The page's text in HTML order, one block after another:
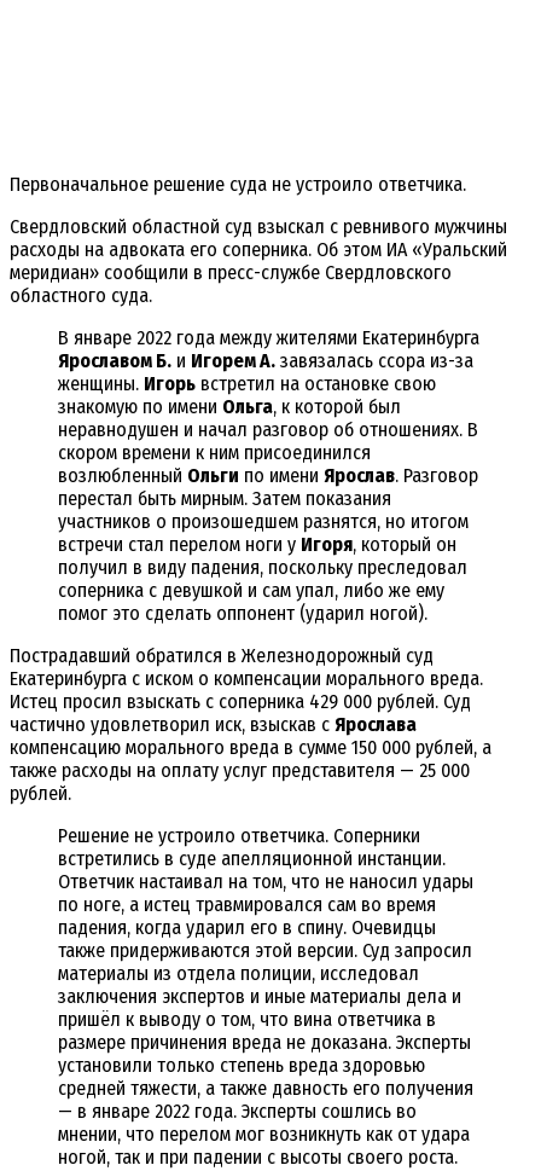
Первоначальное решение суда не устроило ответчика.
Свердловский областной суд взыскал с ревнивого мужчины
расходы на адвоката его соперника. Об этом ИА «Уральский
меридиан» сообщили в пресс-службе Свердловского
областного суда.
В январе 2022 года между жителями Екатеринбурга
Ярославом Б. и Игорем А. завязалась ссора из-за
женщины. Игорь встретил на остановке свою
знакомую по имени Ольга, к которой был
неравнодушен и начал разговор об отношениях. В
скором времени к ним присоединился
возлюбленный Ольги по имени Ярослав. Разговор
перестал быть мирным. Затем показания
участников о произошедшем разнятся, но итогом
встречи стал перелом ноги у Игоря, который он
получил в виду падения, поскольку преследовал
соперника с девушкой и сам упал, либо же ему
помог это сделать оппонент (ударил ногой).
Пострадавший обратился в Железнодорожный суд
Екатеринбурга с иском о компенсации морального вреда.
Истец просил взыскать с соперника 429 000 рублей. Суд
частично удовлетворил иск, взыскав с Ярослава
компенсацию морального вреда в сумме 150 000 рублей, а
также расходы на оплату услуг представителя — 25 000
рублей.
Решение не устроило ответчика. Соперники
встретились в суде апелляционной инстанции.
Ответчик настаивал на том, что не наносил удары
по ноге, а истец травмировался сам во время
падения, когда ударил его в спину. Очевидцы
также придерживаются этой версии. Суд запросил
материалы из отдела полиции, исследовал
заключения экспертов и иные материалы дела и
пришёл к выводу о том, что вина ответчика в
размере причинения вреда не доказана. Эксперты
установили только степень вреда здоровью
средней тяжести, а также давность его получения
— в январе 2022 года. Эксперты сошлись во
мнении, что перелом мог возникнуть как от удара
ногой, так и при падении с высоты своего роста.